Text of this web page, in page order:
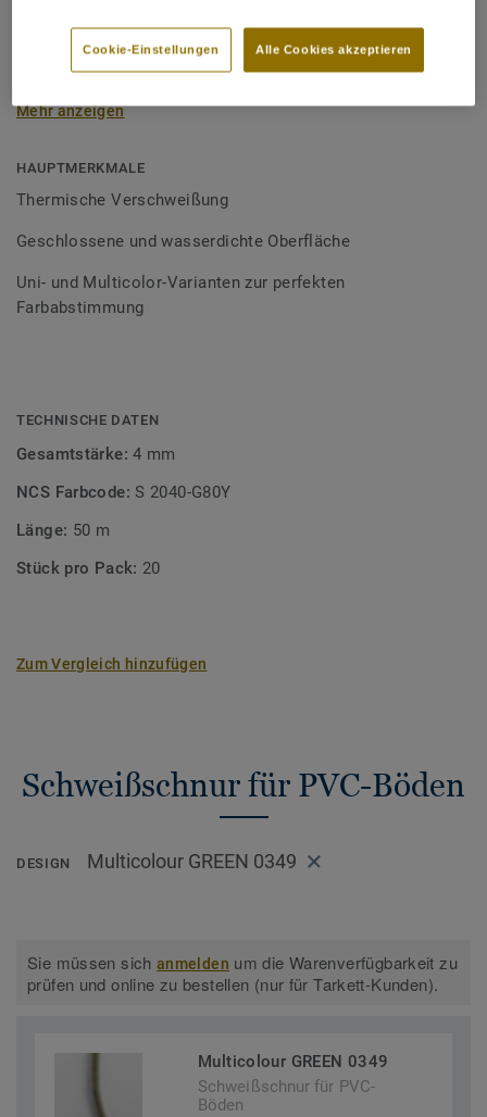
zweier PVC-Bahnen verwendet und sorgen für eine
wasserdichte und geschlossene Oberfläche, Grundlage für
Schweißschnüre sind erhältlich in den Varianten Uni und
Bodenbelagssortiment abgestimmt. Durch die Verwendung
von Kontrastfarben lassen sich auch besondere
Mehr anzeigen
HAUPTMERKMALE
Thermische Verschweißung
Geschlossene und wasserdichte Oberfläche
Uni- und Multicolor-Varianten zur perfekten
Farbabstimmung
TECHNISCHE DATEN
Gesamtstärke:4 mm
NCS Farbcode:S 2040-G80Y
Länge: 50 m
Stück pro Pack: 20
Zum Vergleich hinzufügen
Schweißschnur für PVC-Böden
DESIGN Multicolour GREEN 0349
Sie müssen sichanmelden um die Warenverfügbarkeit zu
prüfen und online zu bestellen (nur für Tarkett-Kunden).
Multicolour GREEN 0349
Schweißschnur für PVC-
Böden
Alle Cookies akzeptieren
Cookie-Einstellungen